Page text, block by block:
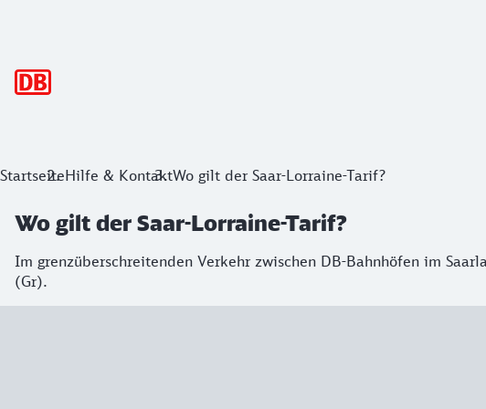
StartseiteHilfe & KontaktWo gilt der Saar-Lorraine-Tarif?
Wo gilt der Saar-Lorraine-Tarif?
Im grenzüberschreitenden Verkehr zwischen DB-Bahnhöfen im
(Gr).